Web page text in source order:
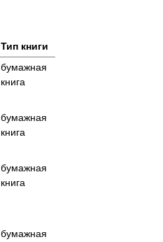
Тип книги
бумажная
книга
бумажная
книга
бумажная
книга
бумажная